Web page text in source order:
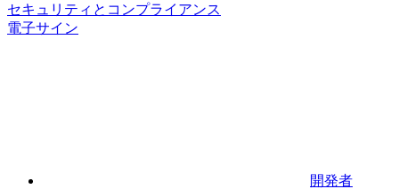
セキュリティとコンプライアンス
電子サイン
開発者